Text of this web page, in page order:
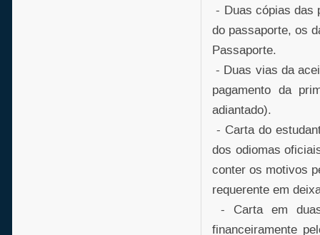
- Duas cópias das
do passaporte, os
Passaporte.
- Duas vias da
pagamento da
adiantado).
- Carta do
dos odiomas
conter os motivos
requerente em
- Carta em
financeiramente